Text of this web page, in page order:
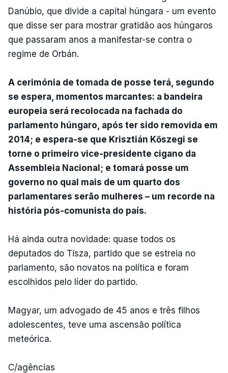
Danúbio, que divide a capital húngara - um evento
que disse ser para mostrar gratidão aos húngaros
que passaram anos a manifestar-se contra o
regime de Orbán.
A cerimónia de tomada de posse terá, segundo
se espera, momentos marcantes: a bandeira
europeia será recolocada na fachada do
parlamento húngaro, após ter sido removida em
2014; e espera-se que Krisztián Kőszegi se
torne o primeiro vice-presidente cigano da
Assembleia Nacional; e tomará posse um
governo no qual mais de um quarto dos
parlamentares serão mulheres – um recorde na
história pós-comunista do país.
Há ainda outra novidade: quase todos os
deputados do Tisza, partido que se estreia no
parlamento, são novatos na política e foram
escolhidos pelo líder do partido.
Magyar, um advogado de 45 anos e três filhos
adolescentes, teve uma ascensão política
meteórica.
C/agências